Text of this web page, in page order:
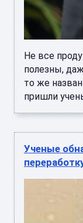
Не все
полезны,
то же
пришли
Ученые